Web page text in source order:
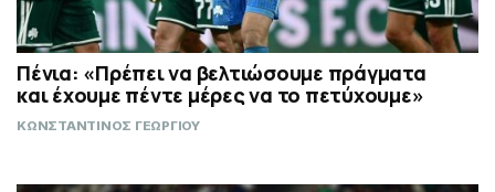
Πένια: «Πρέπει να βελτιώσουμε πράγματα
και έχουμε πέντε μέρες να το πετύχουμε»
ΚΩΝΣΤΑΝΤΙΝΟΣ ΓΕΩΡΓΙΟΥ